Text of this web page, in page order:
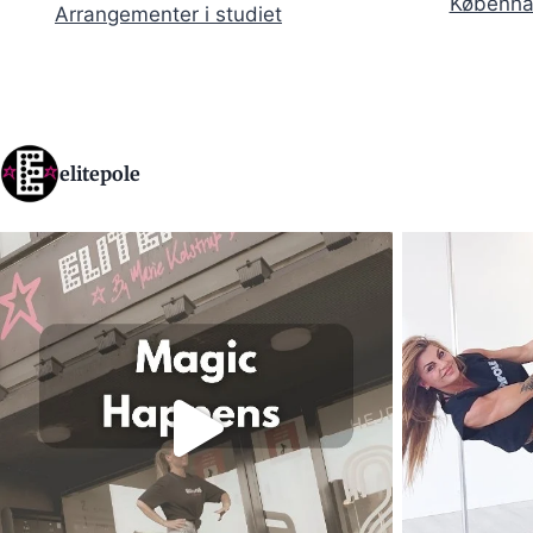
Arrangementer i studiet
elitepole